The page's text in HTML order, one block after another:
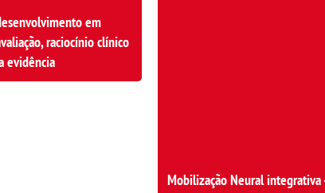
em
raciocínio clínico
evidência
Mobilização Neural integrativa